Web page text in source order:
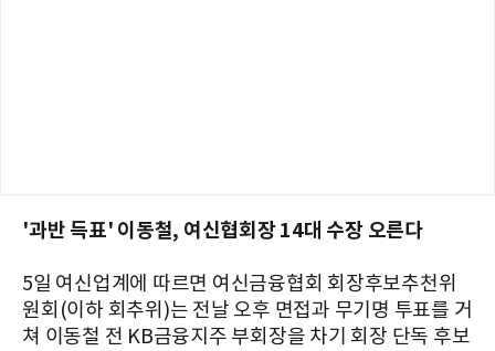
'과반 득표' 이동철, 여신협회장 14대 수장 오른다
5일 여신업계에 따르면 여신금융협회 회장후보추천위
원회(이하 회추위)는 전날 오후 면접과 무기명 투표를 거
쳐 이동철 전 KB금융지주 부회장을 차기 회장 단독 후보